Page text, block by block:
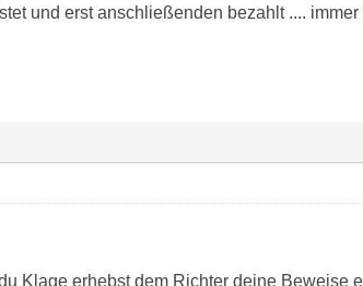
und erst anschließenden bezahlt ....
Klage erhebst dem Richter deine Beweise